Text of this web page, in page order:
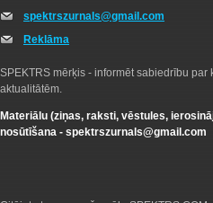
spektrszurnals@gmail.com
Reklāma
SPEKTRS mērķis - informēt sabiedrību par
aktualitātēm.
Materiālu (ziņas, raksti, vēstules,
nosūtīšana - spektrszurnals@gmail.com